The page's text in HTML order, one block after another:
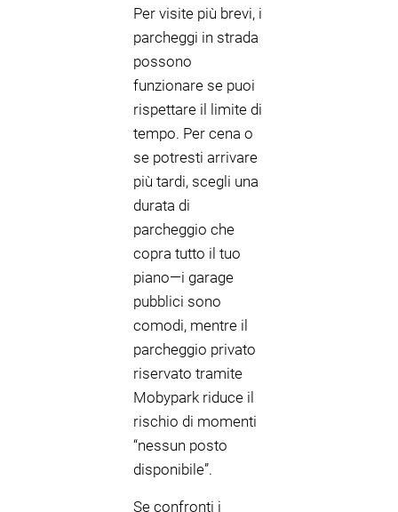
Per visite più brevi, i
parcheggi in strada
possono
funzionare se puoi
rispettare il limite di
tempo. Per cena o
se potresti arrivare
più tardi, scegli una
durata di
parcheggio che
copra tutto il tuo
piano—i garage
pubblici sono
comodi, mentre il
parcheggio privato
riservato tramite
Mobypark riduce il
rischio di momenti
“nessun posto
disponibile”.
Se confronti i